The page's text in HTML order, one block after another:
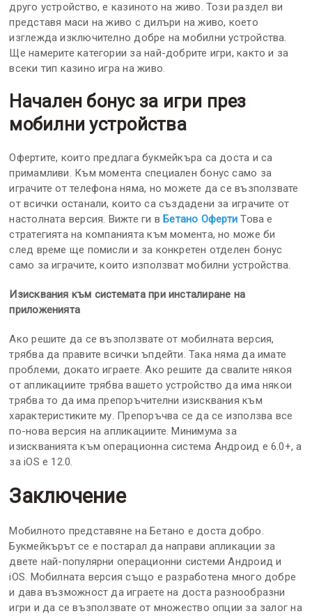
друго устройство, е казиното на живо. Този раздел ви
представя маси на живо с дилъри на живо, което
изглежда изключително добре на мобилни устройства.
Ще намерите категории за най-добрите игри, както и за
всеки тип казино игра на живо.
Начален бонус за игри през
мобилни устройства
Офертите, които предлага букмейкъра са доста и са
примамливи. Към момента специален бонус само за
играчите от телефона няма, но можете да се възползвате
от всички останали, които са създадени за играчите от
настолната версия. Вижте ги вБетано Оферти Това е
стратегията на компанията към момента, но може би
след време ще помисли и за конкретен отделен бонус
само за играчите, които използват мобилни устройства.
Изисквания към системата при инсталиране на
приложенията
Ако решите да се възползвате от мобилната версия,
трябва да правите всички ъпдейти. Така няма да имате
проблеми, докато играете. Ако решите да свалите някоя
от апликациите трябва вашето устройство да има някои
трябва то да има препоръчителни изисквания към
характеристиките му. Препоръчва се да се използва все
по-нова версия на апликациите. Минимума за
изискванията към операционна система Андроид е 6.0+, а
за iOS е 12.0.
Заключение
Мобилното представяне на Бетано е доста добро.
Букмейкърът се е постарал да направи апликации за
двете най-популярни операционни системи Андроид и
iOS. Мобилната версия също е разработена много добре
и дава възможност да играете на доста разнообразни
игри и да се възползвате от множество опции за залог на